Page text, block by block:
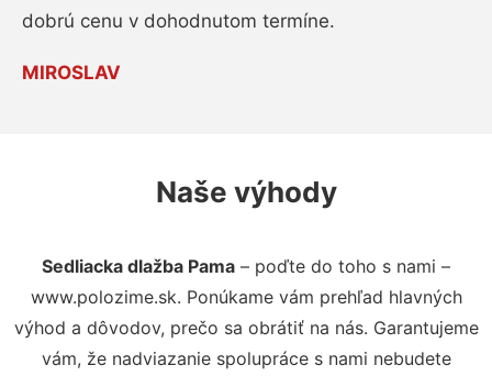
dobrú cenu v dohodnutom termíne.
MIROSLAV
Naše výhody
Sedliacka dlažba Pama – poďte do toho s nami –
www.polozime.sk. Ponúkame vám prehľad hlavných
výhod a dôvodov, prečo sa obrátiť na nás. Garantujeme
vám, že nadviazanie spolupráce s nami nebudete